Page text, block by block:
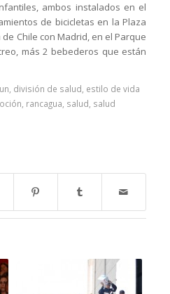
ambos instalados en el
de bicicletas en la Plaza
Chile con Madrid, en el Parque
más 2 bebederos que están
, división de salud, estilo de vida
, rancagua, salud, salud